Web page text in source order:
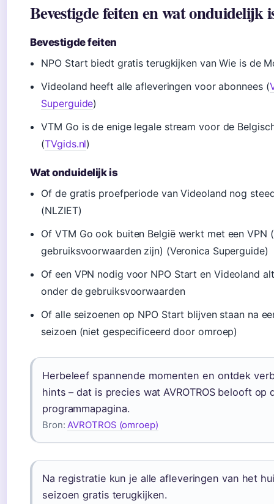
Bevestigde feiten en wat onduidelijk
Bevestigde feiten
NPO Start biedt gratis terugkijken van Wie is de
Videoland heeft alle afleveringen voor abonnees (
Superguide)
VTM Go is de enige legale stream voor de
(TVgids.nl)
Wat onduidelijk is
Of de gratis proefperiode van Videoland nog
(NLZIET)
Of VTM Go ook buiten België werkt met een VPN
gebruiksvoorwaarden zijn) (Veronica Superguide)
Of een VPN nodig voor NPO Start en Videoland
onder de gebruiksvoorwaarden
Of alle seizoenen op NPO Start blijven staan na
seizoen (niet gespecificeerd door omroep)
Herbeleef spannende momenten en ontdek
hints – dat is precies wat AVROTROS belooft op
programmapagina.
Bron:AVROTROS (omroep)
Na registratie kun je alle afleveringen van het
seizoen gratis terugkijken.